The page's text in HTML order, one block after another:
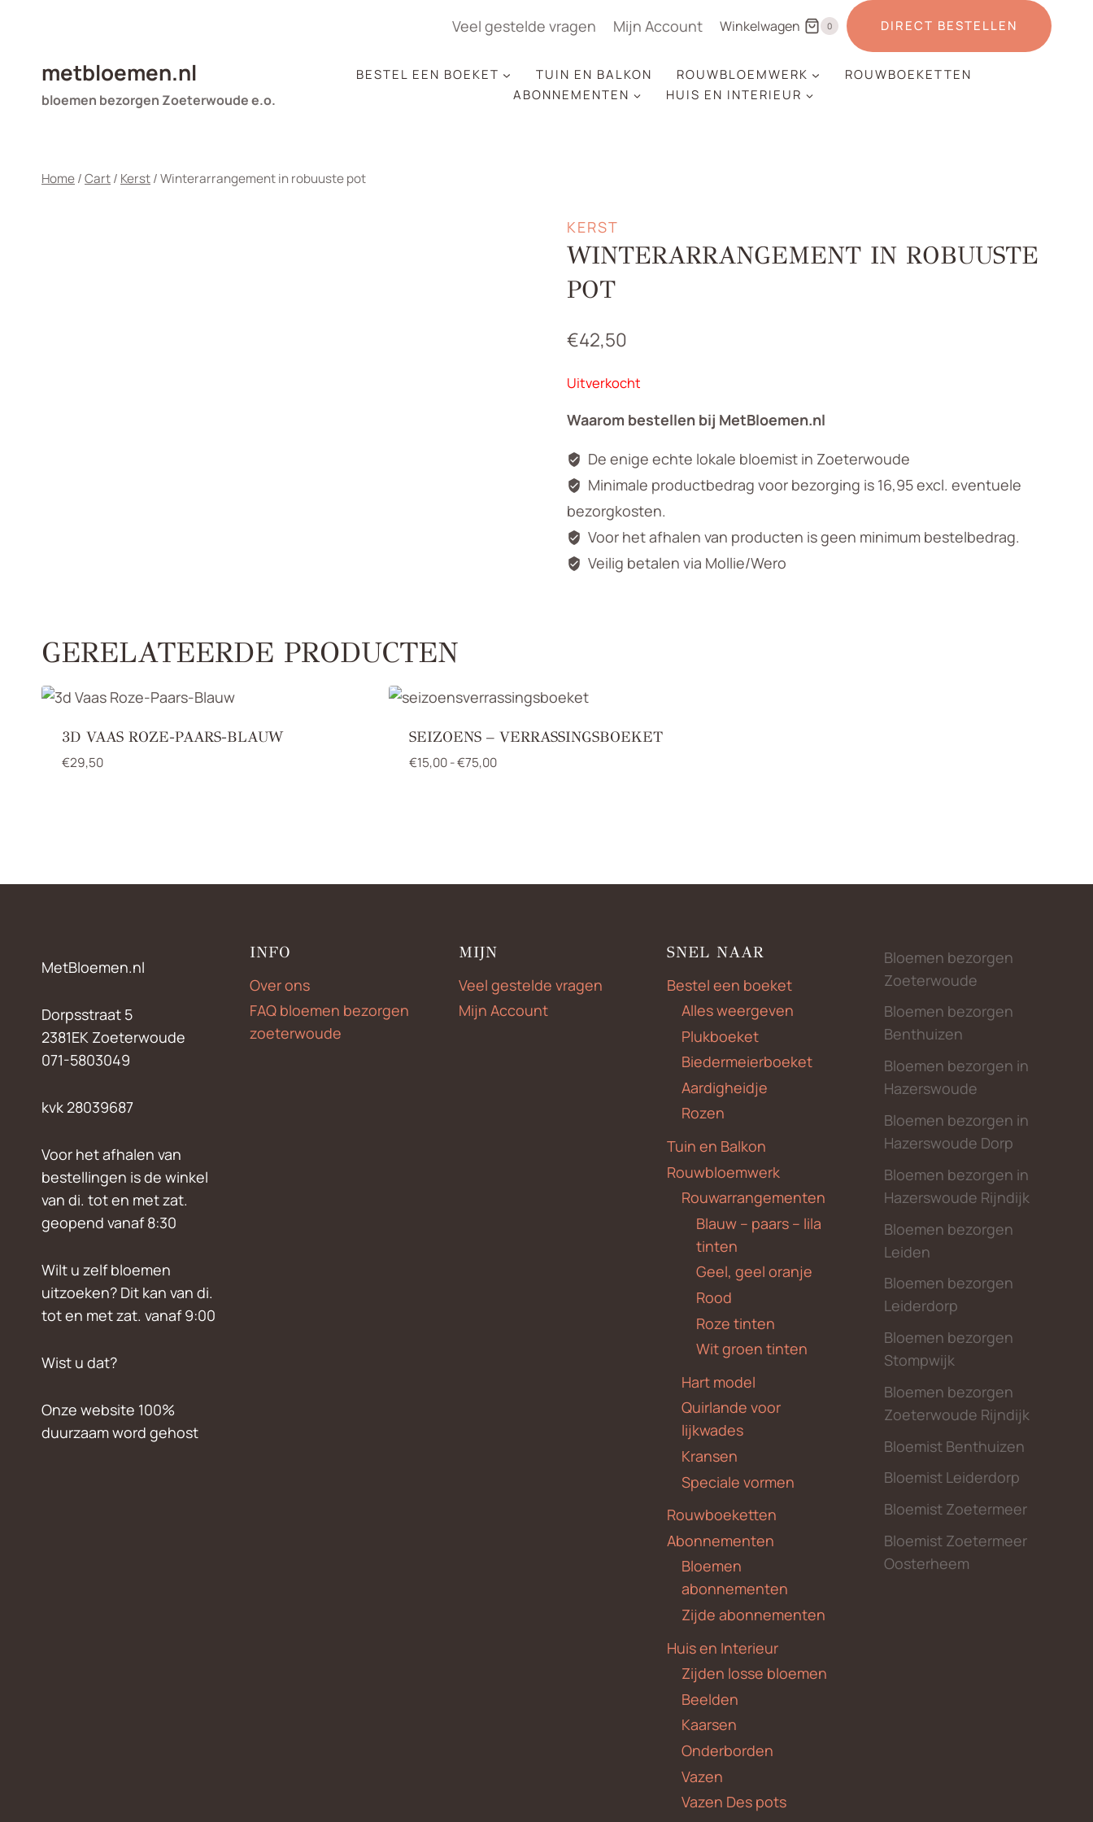
Veel gestelde vragen Mijn Account Winkelwagen 0 DIRECT BESTELLEN
metbloemen.nl
bloemen bezorgen Zoeterwoude e.o.
BESTEL EEN BOEKET TUIN EN BALKON ROUWBLOEMWERK
ROUWBOEKETTEN
ABONNEMENTEN
HUIS EN INTERIEUR
Home/Cart/ Kerst/Winterarrangement in robuuste pot
KERST
WINTERARRANGEMENT IN ROBUUSTE
POT
€42,50
Uitverkocht
Waarom bestellen bij MetBloemen.nl
De enige echte lokale bloemist in Zoeterwoude
Minimale productbedrag voor bezorging is 16,95 excl. eventuele
bezorgkosten.
Voor het afhalen van producten is geen minimum bestelbedrag.
Veilig betalen via Mollie/Wero
GERELATEERDE PRODUCTEN
3D VAAS ROZE-PAARS-BLAUW
€29,50
SEIZOENS – VERRASSINGSBOEKET
€15,00-€75,00Prijsklasse:
MetBloemen.nl
Dorpsstraat 5
2381EK Zoeterwoude
071-5803049
kvk 28039687
Voor het afhalen van
bestellingen is de winkel
van di. tot en met zat.
geopend vanaf 8:30
Wilt u zelf bloemen
uitzoeken? Dit kan van di.
tot en met zat. vanaf 9:00
Wist u dat?
Onze website 100%
duurzaam word gehost
INFO
Over ons
FAQ bloemen bezorgen
zoeterwoude
MIJN
Veel gestelde vragen
Mijn Account
SNEL NAAR
Bestel een boeket
Alles weergeven
Plukboeket
Biedermeierboeket
Aardigheidje
Rozen
Tuin en Balkon
Rouwbloemwerk
Rouwarrangementen
Blauw – paars – lila
tinten
Geel, geel oranje
Rood
Roze tinten
Wit groen tinten
Hart model
Quirlande voor
lijkwades
Kransen
Speciale vormen
Rouwboeketten
Abonnementen
Bloemen
abonnementen
Zijde abonnementen
Huis en Interieur
Zijden losse bloemen
Beelden
Kaarsen
Onderborden
Vazen
Vazen Des pots
Bloemen bezorgen
Zoeterwoude
Bloemen bezorgen
Benthuizen
Bloemen bezorgen in
Hazerswoude
Bloemen bezorgen in
Hazerswoude Dorp
Bloemen bezorgen in
Hazerswoude Rijndijk
Bloemen bezorgen
Leiden
Bloemen bezorgen
Leiderdorp
Bloemen bezorgen
Stompwijk
Bloemen bezorgen
Zoeterwoude Rijndijk
Bloemist Benthuizen
Bloemist Leiderdorp
Bloemist Zoetermeer
Bloemist Zoetermeer
Oosterheem